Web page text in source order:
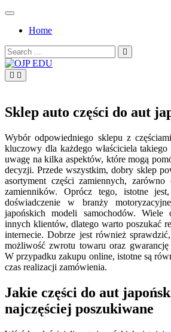
Skip
contentHome
Search
for:
Sklep auto części do aut
Wybór odpowiedniego sklepu z
kluczowy dla każdego właściciela
uwagę na kilka aspektów, które mogą
decyzji. Przede wszystkim, dobry sklep
asortyment części zamiennych,
zamienników. Oprócz tego, istotne
doświadczenie w branży
japońskich modeli samochodów.
innych klientów, dlatego warto poszukać
internecie. Dobrze jest również
możliwość zwrotu towaru oraz gwarancję
W przypadku zakupu online, istotne są
czas realizacji zamówienia.
Jakie części do aut
najczęściej poszukiwane